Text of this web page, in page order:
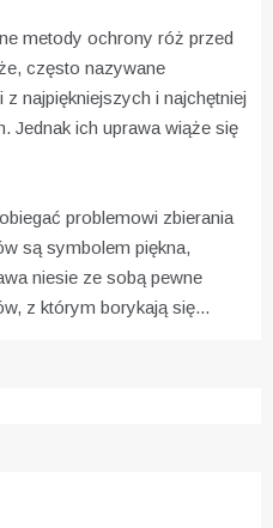
metody ochrony róż przed
często nazywane
najpiękniejszych i najchętniej
Jednak ich uprawa wiąże się
problemowi zbierania
są symbolem piękna,
niesie ze sobą pewne
z którym borykają się...